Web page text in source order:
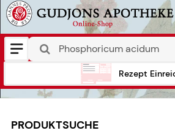
Rezept
PRODUKTSUCHE